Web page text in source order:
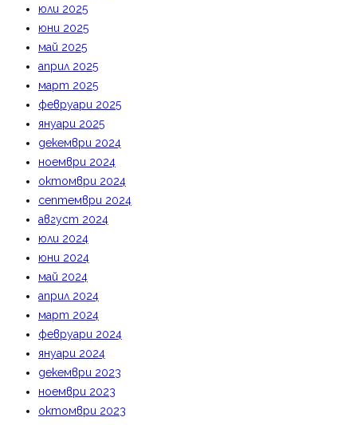
юли 2025
юни 2025
май 2025
април 2025
март 2025
февруари 2025
януари 2025
декември 2024
ноември 2024
октомври 2024
септември 2024
август 2024
юли 2024
юни 2024
май 2024
април 2024
март 2024
февруари 2024
януари 2024
декември 2023
ноември 2023
октомври 2023